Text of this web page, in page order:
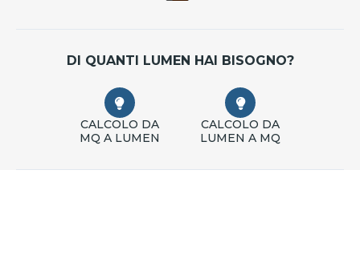
DI QUANTI LUMEN HAI BISOGNO?
CALCOLO DA
MQ A LUMEN
CALCOLO DA
LUMEN A MQ